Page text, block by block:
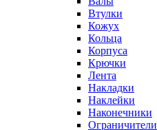
Втулки
Кожух
Кольца
Корпуса
Крючки
Лента
Накладки
Наклейки
Наконечники
Ограничители